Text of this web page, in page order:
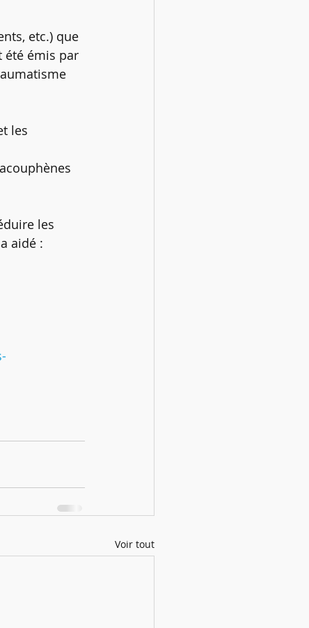
etc.) que
été émis par
les
les
aidé :
Voir tout